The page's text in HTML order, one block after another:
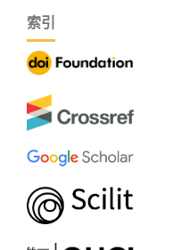
索引